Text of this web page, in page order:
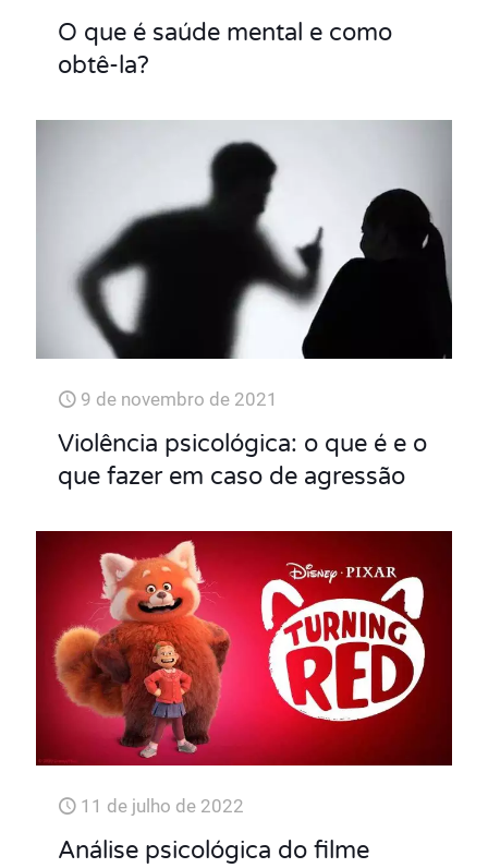
O que é saúde mental e como
obtê-la?
9 de novembro de 2021
Violência psicológica: o que é e o
que fazer em caso de agressão
11 de julho de 2022
Análise psicológica do filme